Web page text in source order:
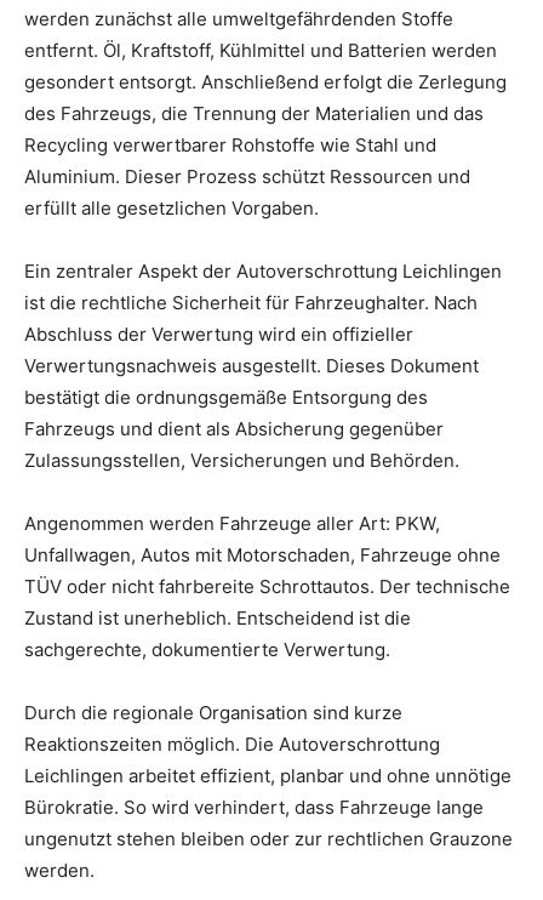
werden zunächst alle umweltgefährdenden Stoffe
entfernt. Öl, Kraftstoff, Kühlmittel und Batterien werden
gesondert entsorgt. Anschließend erfolgt die Zerlegung
des Fahrzeugs, die Trennung der Materialien und das
Recycling verwertbarer Rohstoffe wie Stahl und
Aluminium. Dieser Prozess schützt Ressourcen und
erfüllt alle gesetzlichen Vorgaben.
Ein zentraler Aspekt der Autoverschrottung Leichlingen
ist die rechtliche Sicherheit für Fahrzeughalter. Nach
Abschluss der Verwertung wird ein offizieller
Verwertungsnachweis ausgestellt. Dieses Dokument
bestätigt die ordnungsgemäße Entsorgung des
Fahrzeugs und dient als Absicherung gegenüber
Zulassungsstellen, Versicherungen und Behörden.
Angenommen werden Fahrzeuge aller Art: PKW,
Unfallwagen, Autos mit Motorschaden, Fahrzeuge ohne
TÜV oder nicht fahrbereite Schrottautos. Der technische
Zustand ist unerheblich. Entscheidend ist die
sachgerechte, dokumentierte Verwertung.
Durch die regionale Organisation sind kurze
Reaktionszeiten möglich. Die Autoverschrottung
Leichlingen arbeitet effizient, planbar und ohne unnötige
Bürokratie. So wird verhindert, dass Fahrzeuge lange
ungenutzt stehen bleiben oder zur rechtlichen Grauzone
werden.